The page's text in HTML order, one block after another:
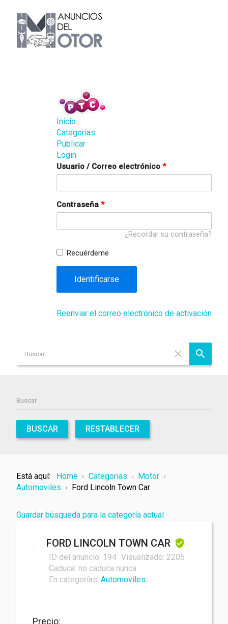
Inicio
Categorias
Publicar
Login
Usuario / Correo electrónico *
Contraseña *
¿Recordar su contraseña?
Recuérdeme
Identificarse
Reenviar el correo electrónico de activación
BUSCAR RESTABLECER
Está aquí: Home Categorias
Motor
Automoviles
Ford Lincoln Town Car
Guardar búsqueda para la categoría actual
FORD LINCOLN TOWN CAR
ID del anuncio: 194 Visualizado: 2205
Caduca: no caduca nunca
En categorías: Automoviles
Precio:
Tu nombre